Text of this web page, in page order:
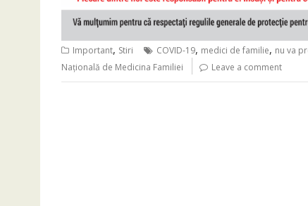
Important, Stiri COVID-19, medici de familie, nu va
Națională de Medicina Familiei
Leave a comment